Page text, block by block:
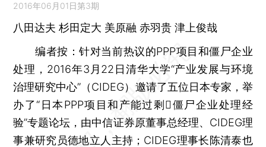
2016年06月01日第3期
八田达夫 杉田定大 美原融 赤羽贵 津上俊哉
编者按：针对当前热议的PPP项目和僵尸企业
处理，2016年3月22日清华大学“产业发展与环境
治理研究中心”（CIDEG）邀请了五位日本专家，举
办了“日本PPP项目和产能过剩僵尸企业处理经
验”专题论坛，由中信证券原董事总经理、CIDEG理
事兼研究员德地立人主持；CIDEG理事长陈清泰也